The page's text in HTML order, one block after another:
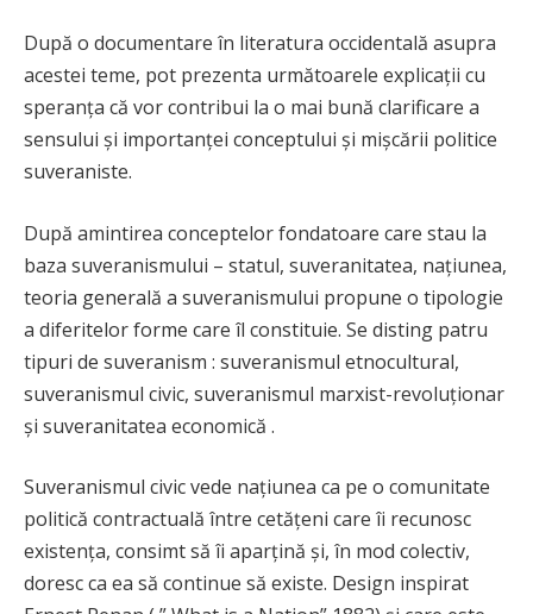
După o documentare în literatura occidentală asupra
acestei teme, pot prezenta următoarele explicații cu
speranța că vor contribui la o mai bună clarificare a
sensului și importanței conceptului și mișcării politice
suveraniste.
După amintirea conceptelor fondatoare care stau la
baza suveranismului – statul, suveranitatea, națiunea,
teoria generală a suveranismului propune o tipologie
a diferitelor forme care îl constituie. Se disting patru
tipuri de suveranism : suveranismul etnocultural,
suveranismul civic, suveranismul marxist-revoluționar
și suveranitatea economică .
Suveranismul civic vede națiunea ca pe o comunitate
politică contractuală între cetățeni care îi recunosc
existența, consimt să îi aparțină și, în mod colectiv,
doresc ca ea să continue să existe. Design inspirat